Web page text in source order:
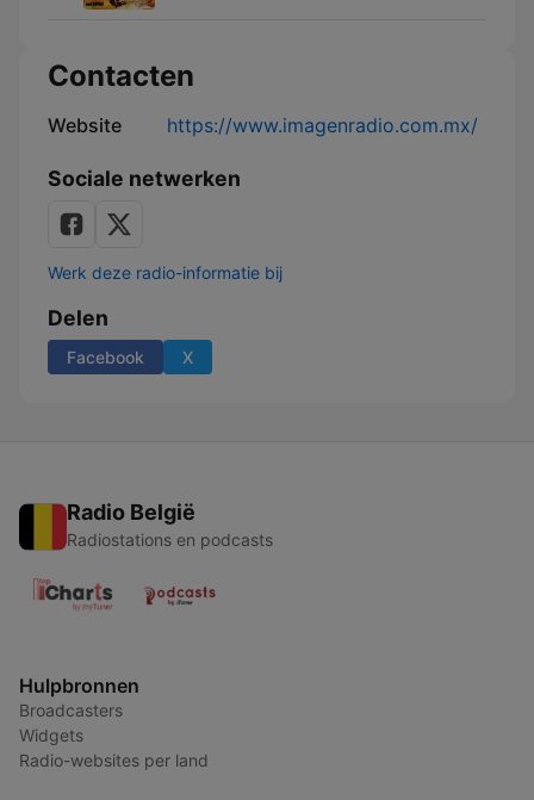
Contacten
Website https://www.imagenradio.com.mx/
Sociale netwerken
Werk deze radio-informatie bij
Delen
Facebook X
Radio België
Radiostations en podcasts
Hulpbronnen
Broadcasters
Widgets
Radio-websites per land